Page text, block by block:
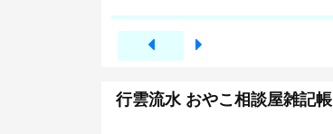
行雲流水 おやこ相談屋雑記帳